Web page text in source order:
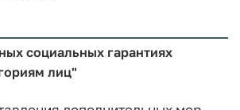
социальных гарантиях
лиц"